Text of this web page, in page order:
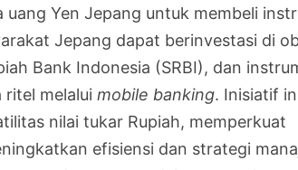
Yen Jepang untuk membeli
Jepang dapat berinvestasi di
Bank Indonesia (SRBI), dan
melalui mobile banking. Inisiatif
nilai tukar Rupiah, memperkuat
efisiensi dan strategi